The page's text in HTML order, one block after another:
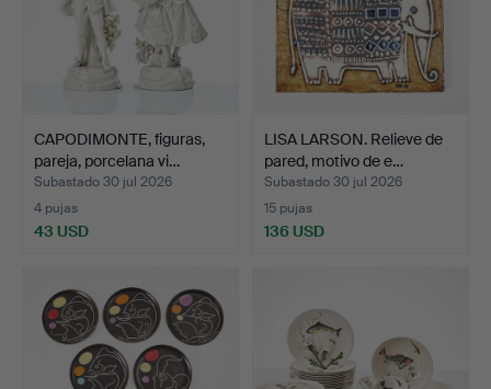
CAPODIMONTE, figuras,
pareja, porcelana vi…
Subastado 30 jul 2026
4 pujas
43 USD
LISA LARSON. Relieve de
pared, motivo de e…
Subastado 30 jul 2026
15 pujas
136 USD